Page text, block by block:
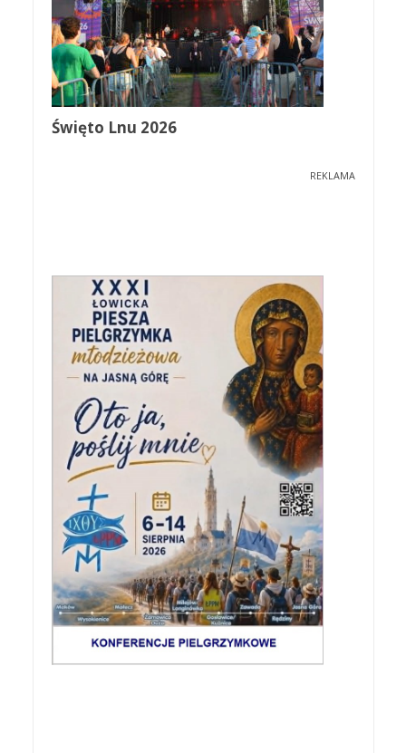
Święto Lnu 2026
REKLAMA